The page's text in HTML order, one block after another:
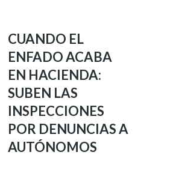
CUANDO EL
ENFADO ACABA
EN HACIENDA:
SUBEN LAS
INSPECCIONES
POR DENUNCIAS A
AUTÓNOMOS